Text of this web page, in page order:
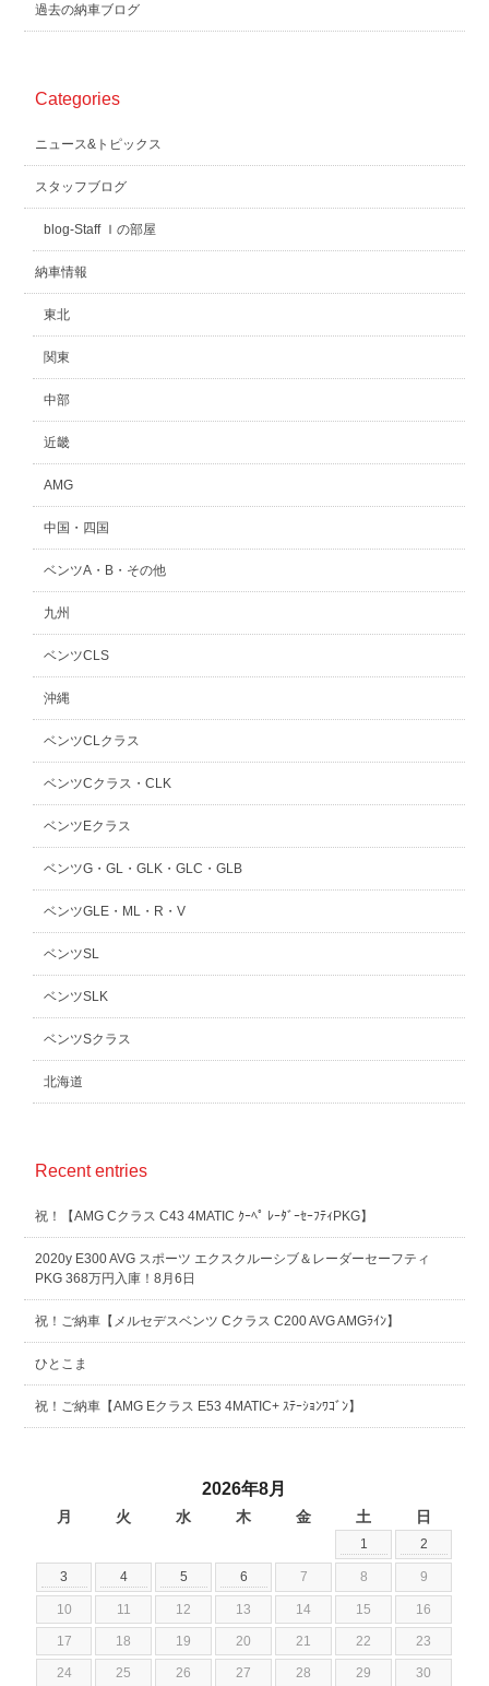
過去の納車ブログ
Categories
ニュース&トピックス
スタッフブログ
blog-Staff Ｉの部屋
納車情報
東北
関東
中部
近畿
AMG
中国・四国
ベンツA・B・その他
九州
ベンツCLS
沖縄
ベンツCLクラス
ベンツCクラス・CLK
ベンツEクラス
ベンツG・GL・GLK・GLC・GLB
ベンツGLE・ML・R・V
ベンツSL
ベンツSLK
ベンツSクラス
北海道
Recent entries
祝！【AMG Cクラス C43 4MATIC ｸｰﾍﾟ ﾚｰﾀﾞｰｾｰﾌﾃｨPKG】
2020y E300 AVG スポーツ エクスクルーシブ＆レーダーセーフティ
PKG 368万円入庫！8月6日
祝！ご納車【メルセデスベンツ Cクラス C200 AVG AMGﾗｲﾝ】
ひとこま
祝！ご納車【AMG Eクラス E53 4MATIC+ ｽﾃｰｼｮﾝﾜｺﾞﾝ】
2026年8月
月 火 水 木 金 土 日
1 2
3 4 5 6 7 8 9
10 11 12 13 14 15 16
17 18 19 20 21 22 23
24 25 26 27 28 29 30